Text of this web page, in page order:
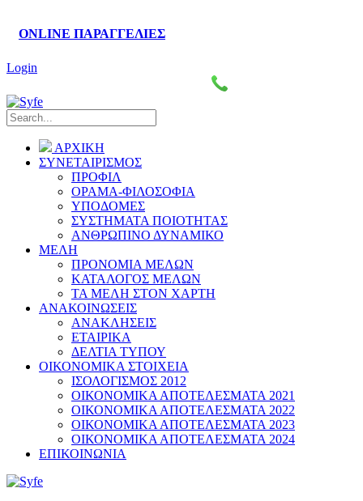
ONLINE ΠΑΡΑΓΓΕΛΙΕΣ
Login
ΑΡΧΙΚΗ
ΣΥΝΕΤΑΙΡΙΣΜΟΣ
ΠΡΟΦΙΛ
ΟΡΑΜΑ-ΦΙΛΟΣΟΦΙΑ
ΥΠΟΔΟΜΕΣ
ΣΥΣΤΗΜΑΤΑ ΠΟΙΟΤΗΤΑΣ
ΑΝΘΡΩΠΙΝΟ ΔΥΝΑΜΙΚΟ
ΜΕΛΗ
ΠΡΟΝΟΜΙΑ ΜΕΛΩΝ
ΚΑΤΑΛΟΓΟΣ ΜΕΛΩΝ
ΤΑ ΜΕΛΗ ΣΤΟΝ ΧΑΡΤΗ
ΑΝΑΚΟΙΝΩΣΕΙΣ
ΑΝΑΚΛΗΣΕΙΣ
ΕΤΑΙΡΙΚΑ
ΔΕΛΤΙΑ ΤΥΠΟΥ
ΟΙΚΟΝΟΜΙΚΑ ΣΤΟΙΧΕΙΑ
ΙΣΟΛΟΓΙΣΜΟΣ 2012
ΟΙΚΟΝΟΜΙΚΑ ΑΠΟΤΕΛΕΣΜΑΤΑ 2021
ΟΙΚΟΝΟΜΙΚΑ ΑΠΟΤΕΛΕΣΜΑΤΑ 2022
ΟΙΚΟΝΟΜΙΚΑ ΑΠΟΤΕΛΕΣΜΑΤΑ 2023
ΟΙΚΟΝΟΜΙΚΑ ΑΠΟΤΕΛΕΣΜΑΤΑ 2024
ΕΠΙΚΟΙΝΩΝΙΑ